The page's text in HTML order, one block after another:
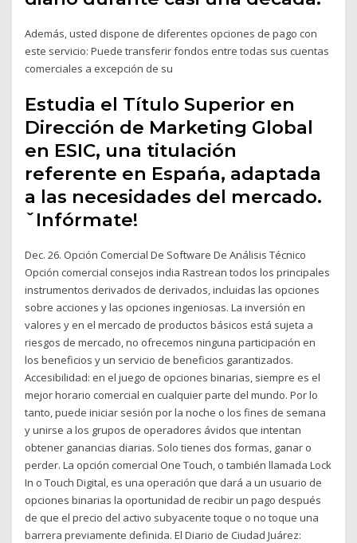
Además, usted dispone de diferentes opciones de pago con
este servicio: Puede transferir fondos entre todas sus cuentas
comerciales a excepción de su
Estudia el Título Superior en
Dirección de Marketing Global
en ESIC, una titulación
referente en Espańa, adaptada
a las necesidades del mercado.
ˇInfórmate!
Dec. 26. Opción Comercial De Software De Análisis Técnico
Opción comercial consejos india Rastrean todos los principales
instrumentos derivados de derivados, incluidas las opciones
sobre acciones y las opciones ingeniosas. La inversión en
valores y en el mercado de productos básicos está sujeta a
riesgos de mercado, no ofrecemos ninguna participación en
los beneficios y un servicio de beneficios garantizados.
Accesibilidad: en el juego de opciones binarias, siempre es el
mejor horario comercial en cualquier parte del mundo. Por lo
tanto, puede iniciar sesión por la noche o los fines de semana
y unirse a los grupos de operadores ávidos que intentan
obtener ganancias diarias. Solo tienes dos formas, ganar o
perder. La opción comercial One Touch, o también llamada Lock
In o Touch Digital, es una operación que dará a un usuario de
opciones binarias la oportunidad de recibir un pago después
de que el precio del activo subyacente toque o no toque una
barrera previamente definida. El Diario de Ciudad Juárez: